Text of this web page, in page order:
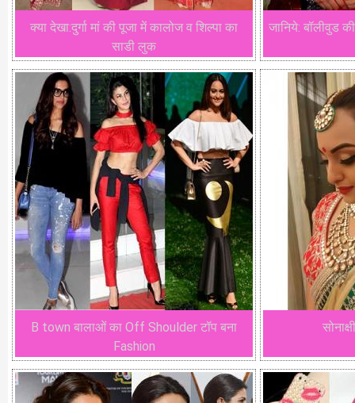
क्या देखा:दुर्गा मां की पूजा में कालोज व शिल्पा का
साडी लुक
जानिये: बॉलीवुड
B town बालाओं का Off Shoulder टॉप बना
Fashion